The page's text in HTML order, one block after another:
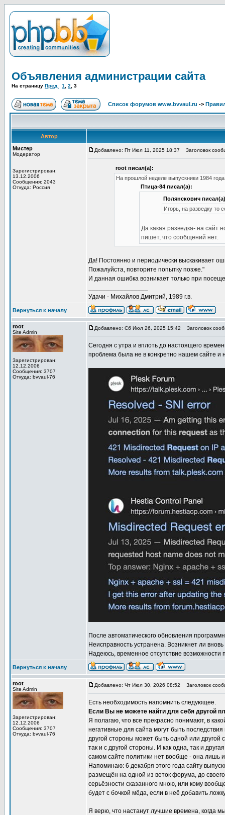
Объявления администрации сайта
На страницу Пред. 1 2 3
Список форумов www.bvvaul.ru ->
Автор
Мистер
Модератор
Зарегистрирован:
13.12.2006
Сообщения: 2043
Откуда: Россия
Добавлено: Пт Июл 11, 2025 18:37 Заголовок
root писал(а):
На прошлой неделе выпускники 1984
Птица-84 писал(а):
Полянскович
Игорь, на разведку то
Да какая разведка- на сайт
пишет, что сообщений нет.
Да! Постоянно и периодически выскакивает
Пожалуйста, повторите попытку позже."
И данная ошибка возникает только при
Удачи - Михайлов Дмитрий, 1989 г.в.
Вернуться к началу
root
Site Admin
Зарегистрирован:
12.12.2006
Сообщения: 3707
Откуда: bvvaul-76
Добавлено: Сб Июл 26, 2025 15:42 Заголовок
Сегодня с утра и вплоть до настоящего
проблема была не в конкретно нашем сайте и
После автоматического обновления
Неисправность устранена. Возникнет ли
Надеюсь, временное отсутствие
Вернуться к началу
root
Site Admin
Зарегистрирован:
12.12.2006
Сообщения: 3707
Откуда: bvvaul-76
Добавлено: Чт Июл 30, 2026 08:52 Заголовок
Есть необходимость напомнить следующее.
Если Вы не можете найти для себя другой
Я полагаю, что все прекрасно понимают, в
негативные для сайта могут быть
другой стороны может быть одной или другой
так и с другой стороны. И как одна, так и
самом сайте политики нет вообще - она лишь
Напоминаю: 6 декабря этого года сайту
размещён на одной из веток форума, до
серьёзности сказанного мною, или кому
будет с бочкой мёда, если в неё добавить
Я верю, что настанут лучшие времена, когда